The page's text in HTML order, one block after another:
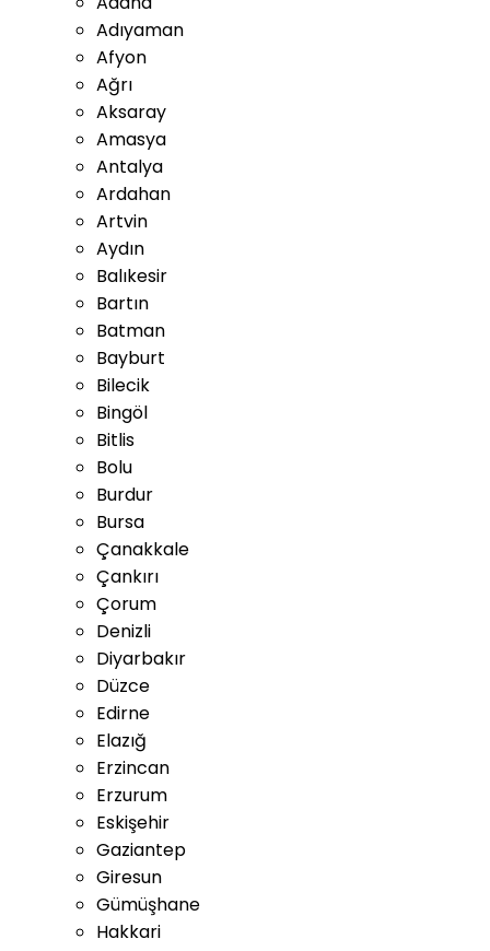
Adıyaman
Afyon
Ağrı
Aksaray
Amasya
Antalya
Ardahan
Artvin
Aydın
Balıkesir
Bartın
Batman
Bayburt
Bilecik
Bingöl
Bitlis
Bolu
Burdur
Bursa
Çanakkale
Çankırı
Çorum
Denizli
Diyarbakır
Düzce
Edirne
Elazığ
Erzincan
Erzurum
Eskişehir
Gaziantep
Giresun
Gümüşhane
Hakkari